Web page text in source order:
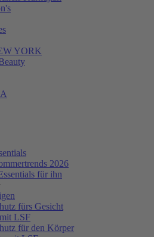
YORK
2026
für ihn
fürs Gesicht
LSF
für den Körper